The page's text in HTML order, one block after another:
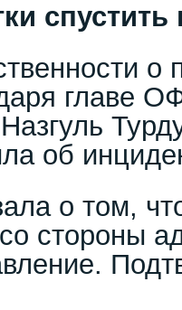
спустить
о
главе
об
о том,
стороны